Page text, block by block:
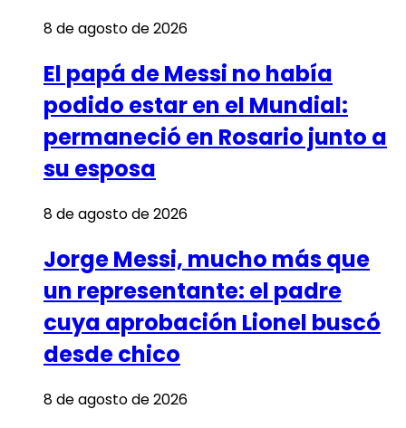
8 de agosto de 2026
El papá de Messi no había
podido estar en el Mundial:
permaneció en Rosario junto a
su esposa
8 de agosto de 2026
Jorge Messi, mucho más que
un representante: el padre
cuya aprobación Lionel buscó
desde chico
8 de agosto de 2026